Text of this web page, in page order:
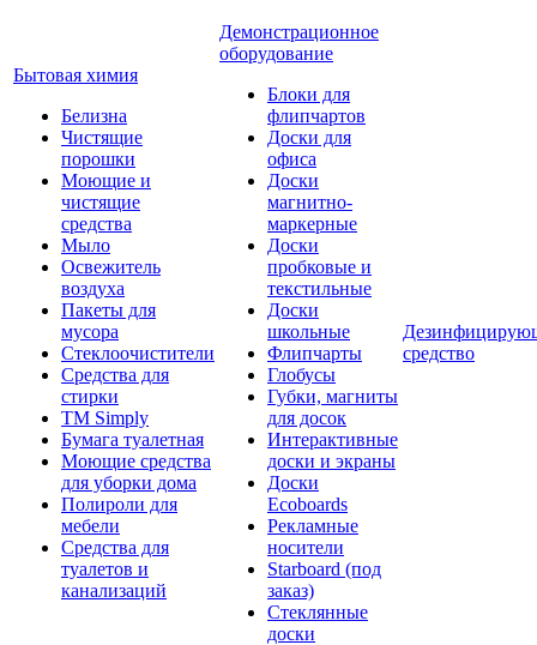
Бытовая химия
Белизна
Чистящие
порошки
Моющие и
чистящие
средства
Мыло
Освежитель
воздуха
Пакеты для
мусора
Стеклоочистители
Средства для
стирки
TM Simply
Бумага туалетная
Моющие средства
для уборки дома
Полироли для
мебели
Средства для
туалетов и
канализаций
Демонстрационное
оборудование
Блоки для
флипчартов
Доски для
офиса
Доски
магнитно-
маркерные
Доски
пробковые и
текстильные
Доски
школьные
Флипчарты
Глобусы
Губки, магниты
для досок
Интерактивные
доски и экраны
Доски
Ecoboards
Рекламные
носители
Starboard (под
заказ)
Стеклянные
доски
средство